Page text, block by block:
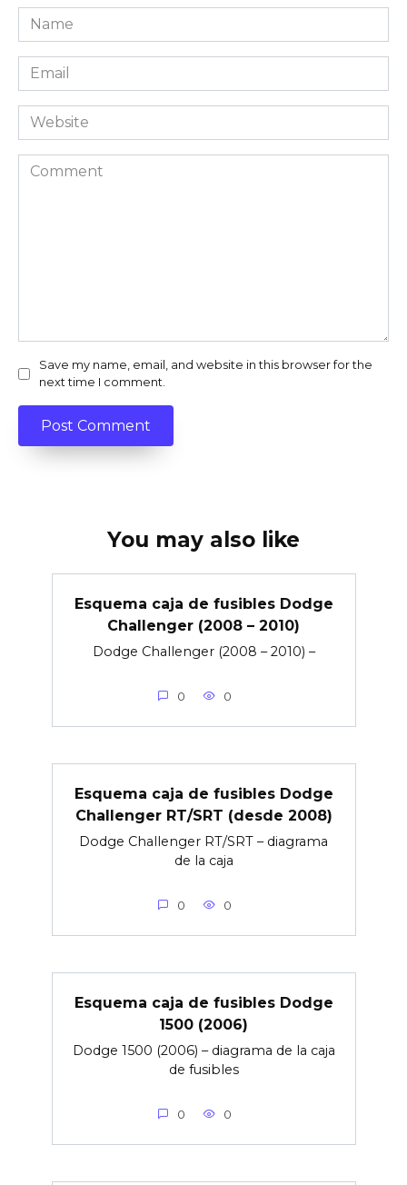
Name
*
Email
*
Website
Comment
Save my name, email, and website in this browser for the
next time I comment.
You may also like
Esquema caja de fusibles Dodge
Challenger (2008 – 2010)
Dodge Challenger (2008 – 2010) –
0 0
Esquema caja de fusibles Dodge
Challenger RT/SRT (desde 2008)
Dodge Challenger RT/SRT – diagrama
de la caja
0 0
Esquema caja de fusibles Dodge
1500 (2006)
Dodge 1500 (2006) – diagrama de la caja
de fusibles
0 0